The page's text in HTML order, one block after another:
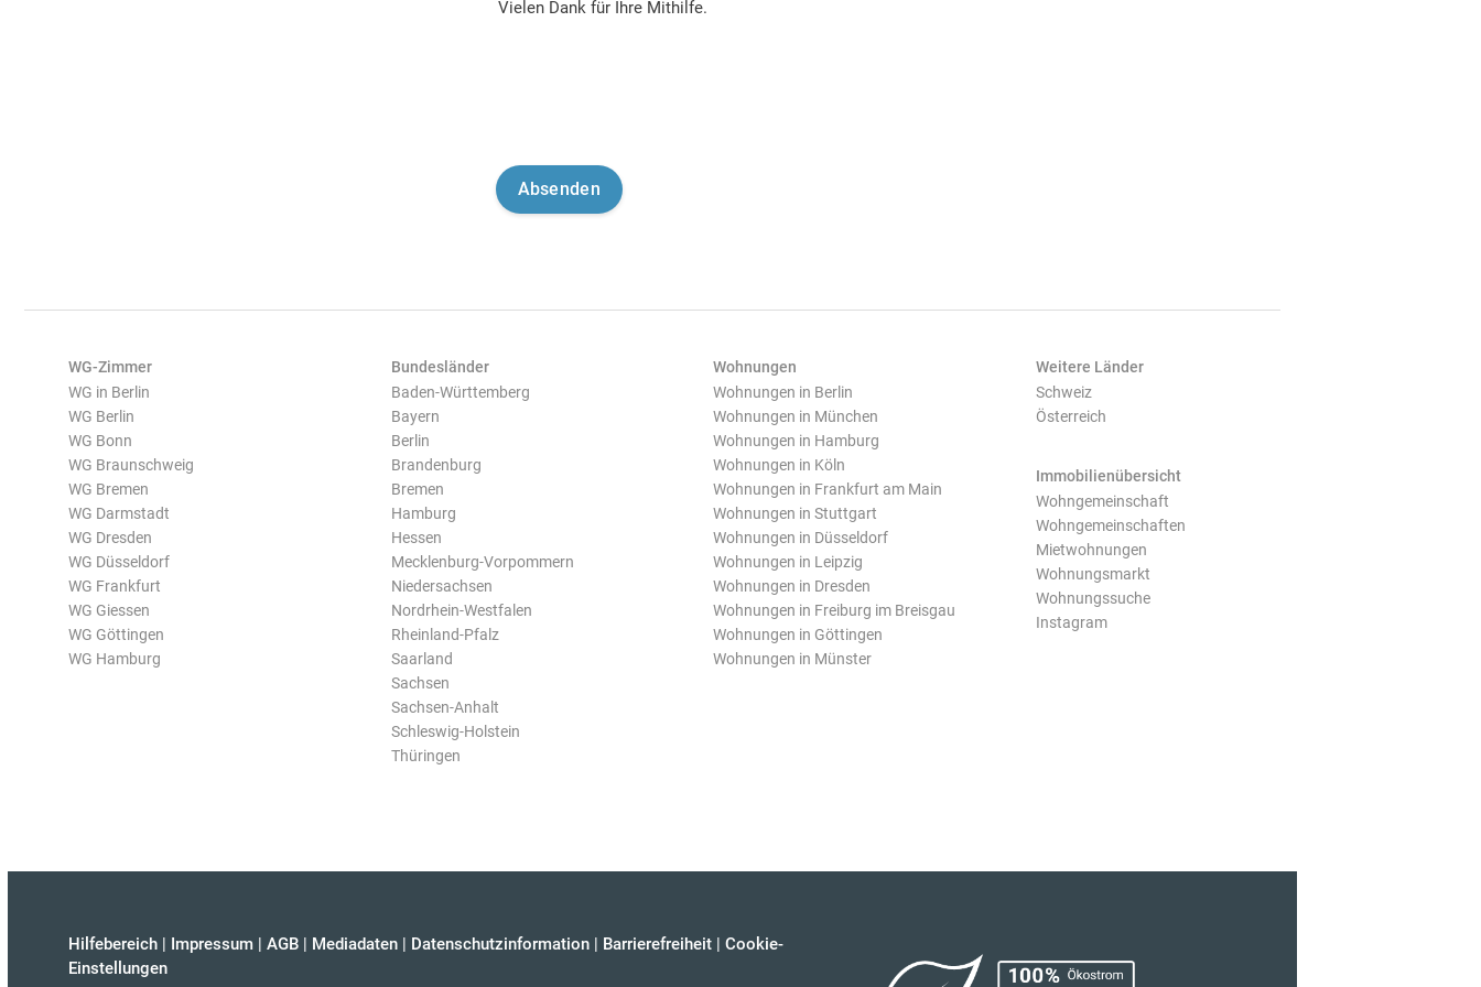
Vielen Dank für Ihre Mithilfe.
WG-Zimmer
WG in Berlin
WG Berlin
WG Bonn
WG Braunschweig
WG Bremen
WG Darmstadt
WG Dresden
WG Düsseldorf
WG Frankfurt
WG Giessen
WG Göttingen
WG Hamburg
Bundesländer
Baden-Württemberg
Bayern
Berlin
Brandenburg
Bremen
Hamburg
Hessen
Mecklenburg-Vorpommern
Niedersachsen
Nordrhein-Westfalen
Rheinland-Pfalz
Saarland
Sachsen
Sachsen-Anhalt
Schleswig-Holstein
Thüringen
Wohnungen
Wohnungen in Berlin
Wohnungen in München
Wohnungen in Hamburg
Wohnungen in Köln
Wohnungen in Frankfurt am Main
Wohnungen in Stuttgart
Wohnungen in Düsseldorf
Wohnungen in Leipzig
Wohnungen in Dresden
Wohnungen in Freiburg im Breisgau
Wohnungen in Göttingen
Wohnungen in Münster
Weitere Länder
Schweiz
Österreich
Immobilienübersicht
Wohngemeinschaft
Wohngemeinschaften
Mietwohnungen
Wohnungsmarkt
Wohnungssuche
Instagram
Hilfebereich | Impressum | AGB | Mediadaten | Datenschutzinformation | Barrierefreiheit | Cookie-
Einstellungen